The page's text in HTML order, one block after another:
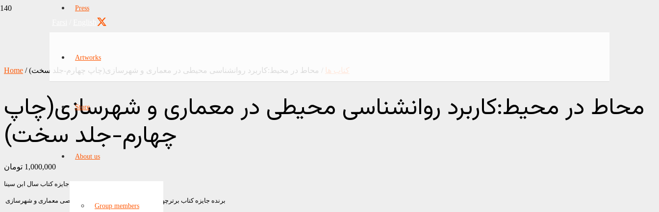
Press
Artworks
Store
About us
Group members
Home / کتاب ها / محاط در محیط:کاربرد روانشناسی محیطی در معماری و شهرسازی(چاپ چهارم-جلد سخت)
محاط در محیط:کاربرد روانشناسی محیطی در معماری و شهرسازی(چاپ
چهارم-جلد سخت)
1,000,000 تومان
برنده جایزه کتاب سال ابن سینا
برنده جایزه کتاب برترچهارمین دوره دوسالانه کتاب های تخصصی معماری و شهرسازی